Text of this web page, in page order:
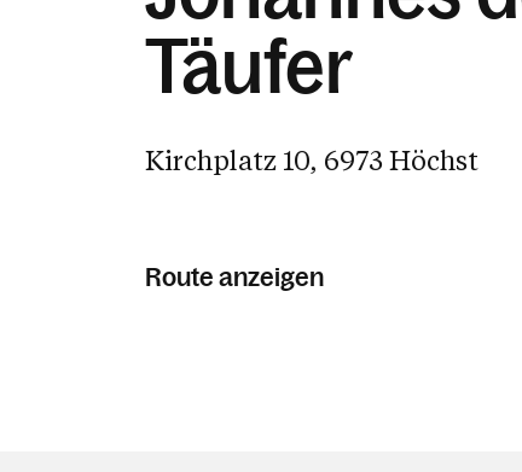
Täufer
Kirchplatz 10, 6973 Höchst
Route anzeigen